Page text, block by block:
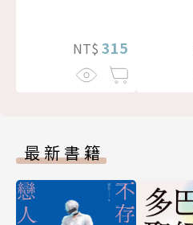
NT$ 315
最新書籍